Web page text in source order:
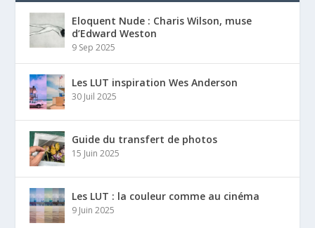
Eloquent Nude : Charis Wilson, muse
d’Edward Weston
9 Sep 2025
Les LUT inspiration Wes Anderson
30 Juil 2025
Guide du transfert de photos
15 Juin 2025
Les LUT : la couleur comme au cinéma
9 Juin 2025